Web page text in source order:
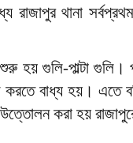
থানা
গুলি-পাল্টা গুলি।
বাধ্য হয়। এতে
উত্তোলন করা হয়